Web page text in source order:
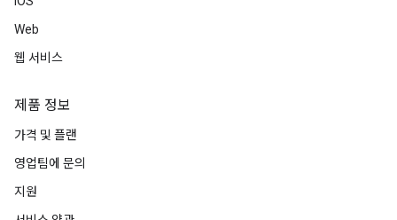
Web
웹 서비스
제품 정보
가격 및 플랜
영업팀에 문의
지원